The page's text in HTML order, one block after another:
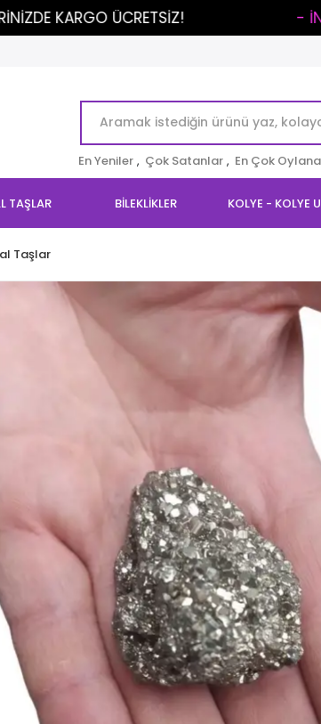
ÜCRETSİZ! .. - İNDİRİMLİ
En Yeniler , Çok Satanlar , En Çok
TAŞLAR BİLEKLİKLER KOLYE - KOLYE
Taşlar